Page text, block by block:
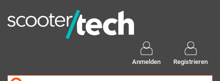
Anmelden Registrieren